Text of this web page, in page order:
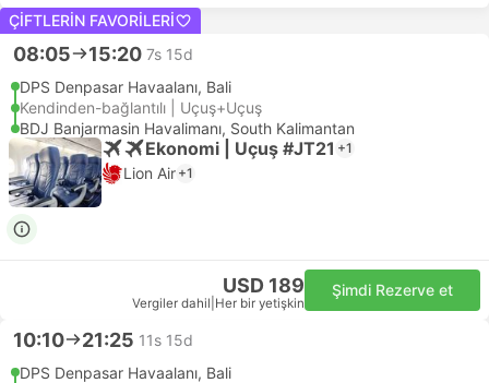
ÇIFTLERIN FAVORILERI
08:05 15:20 7s 15d
DPS Denpasar Havaalanı, Bali
Kendinden-bağlantılı | Uçuş+Uçuş
BDJ Banjarmasin Havalimanı, South Kalimantan
Ekonomi | Uçuş #JT21 +1
Lion Air +1
USD 189
Vergiler dahil Her bir yetişkin
Şimdi Rezerve et
10:10 21:25 11s 15d
DPS Denpasar Havaalanı, Bali